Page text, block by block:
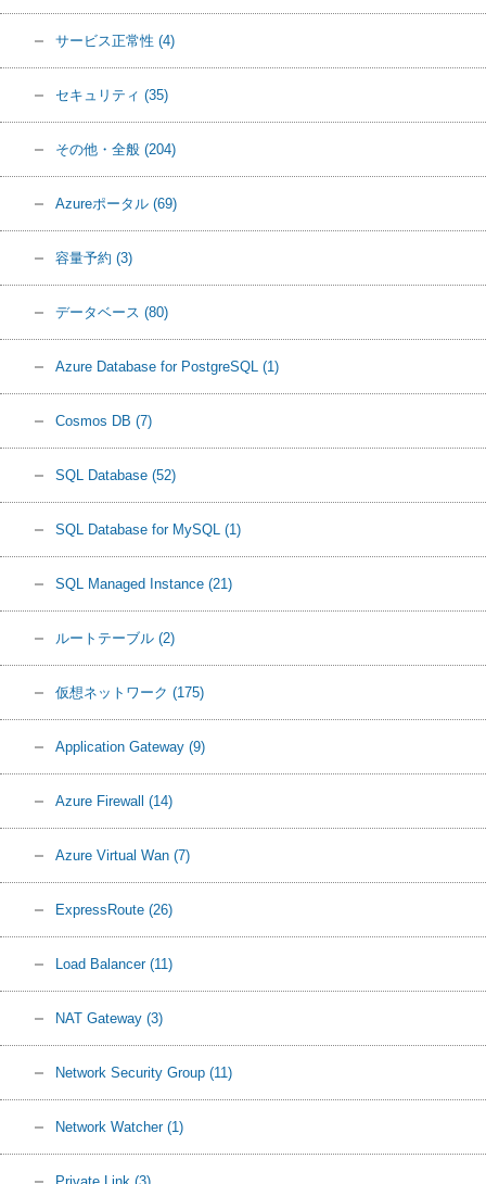
サービス正常性 (4)
セキュリティ (35)
その他・全般 (204)
Azureポータル (69)
容量予約 (3)
データベース (80)
Azure Database for PostgreSQL (1)
Cosmos DB (7)
SQL Database (52)
SQL Database for MySQL (1)
SQL Managed Instance (21)
ルートテーブル (2)
仮想ネットワーク (175)
Application Gateway (9)
Azure Firewall (14)
Azure Virtual Wan (7)
ExpressRoute (26)
Load Balancer (11)
NAT Gateway (3)
Network Security Group (11)
Network Watcher (1)